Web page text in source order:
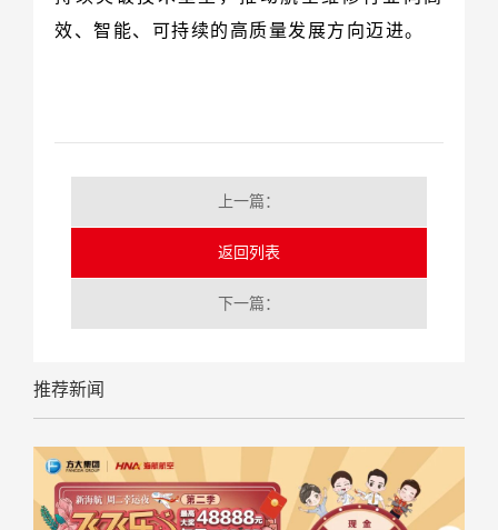
效、智能、可持续的高质量发展方向迈进。
上一篇：
返回列表
下一篇：
推荐新闻